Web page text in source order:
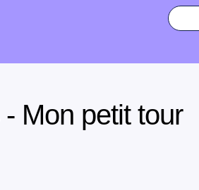
Mon petit tour